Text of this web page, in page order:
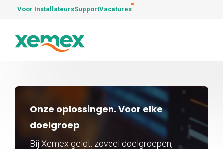
Voor InstallateursSupportVacatures
Onze oplossingen. Voor elke
doelgroep
Bij Xemex geldt: zoveel doelgroepen,